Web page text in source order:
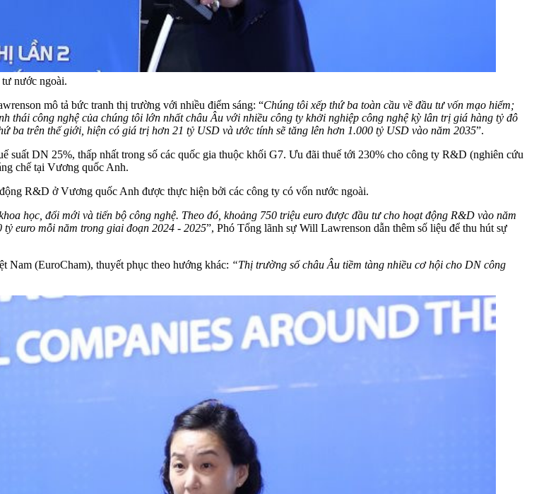
nước ngoài.
mô tả bức tranh thị trường với nhiều điểm sáng: “Chúng tôi xếp thứ ba toàn cầu về đầu tư vốn mạo hiểm;
thái công nghệ của chúng tôi lớn nhất châu Âu với nhiều công ty khởi nghiệp công nghệ kỳ lân trị giá hàng tỷ đô
trên thế giới, hiện có giá trị hơn 21 tỷ USD và ước tính sẽ tăng lên hơn 1.000 tỷ USD vào năm 2035”.
DN 25%, thấp nhất trong số các quốc gia thuộc khối G7. Ưu đãi thuế tới 230% cho công ty R&D (nghiên cứu
chế tại Vương quốc Anh.
R&D ở Vương quốc Anh được thực hiện bởi các công ty có vốn nước ngoài.
học, đổi mới và tiến bộ công nghệ. Theo đó, khoảng 750 triệu euro được đầu tư cho hoạt động R&D vào năm
euro mỗi năm trong giai đoạn 2024 - 2025”, Phó Tổng lãnh sự Will Lawrenson dẫn thêm số liệu để thu hút sự
(EuroCham), thuyết phục theo hướng khác: “Thị trường số châu Âu tiềm tàng nhiều cơ hội cho DN công